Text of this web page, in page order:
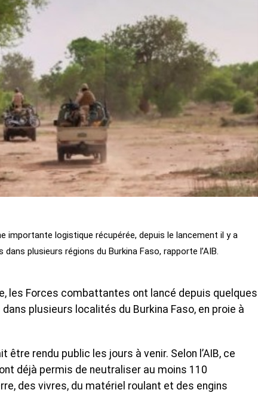
logistique récupérée, depuis le lancement il y a
plusieurs régions du Burkina Faso, rapporte l’AIB.
les Forces combattantes ont lancé depuis quelques
plusieurs localités du Burkina Faso, en proie à
rendu public les jours à venir. Selon l’AIB, ce
déjà permis de neutraliser au moins 110
des vivres, du matériel roulant et des engins